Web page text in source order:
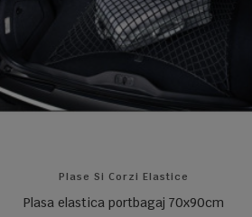
Plase Si Corzi Elastice
Plasa elastica portbagaj 70x90cm